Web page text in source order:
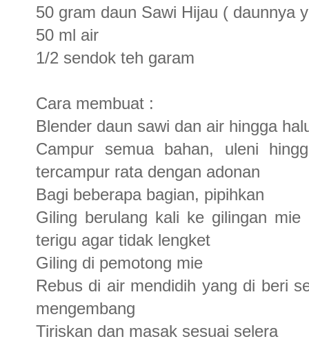
50 gram daun Sawi Hijau ( daunnya
50 ml air
1/2 sendok teh garam
Cara membuat :
Blender daun sawi dan air hingga
Campur semua bahan, uleni
tercampur rata dengan adonan
Bagi beberapa bagian, pipihkan
Giling berulang kali ke gilingan
terigu agar tidak lengket
Giling di pemotong mie
Rebus di air mendidih yang di beri
mengembang
Tiriskan dan masak sesuai selera